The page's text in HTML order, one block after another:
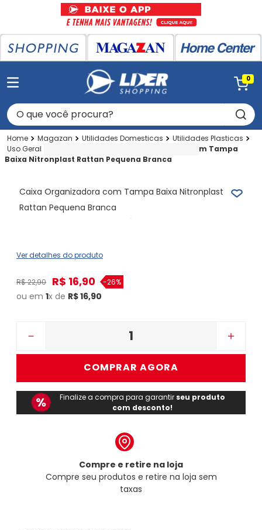
0
O que você procura?
Magazan Utilidades Domesticas
Utilidades Plasticas
Uso Geral
Caixa Organizadora com Tampa
Baixa Nitronplast Rattan Pequena Branca
Caixa Organizadora com Tampa Baixa Nitronplast
Rattan Pequena Branca
Ver detalhes do produto
R$22,90 R$ 16,90 -26%
ou em 1x de R$16,90
＋
－
COMPRAR AGORA
Finalize a compra para garantir seu produto
com desconto!
Compre e retire na loja
Compre seu produtos e retire na loja sem
taxas